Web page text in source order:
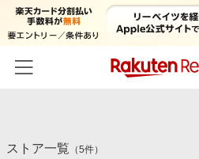
カテゴリー一覧
ストア一覧 （5件）